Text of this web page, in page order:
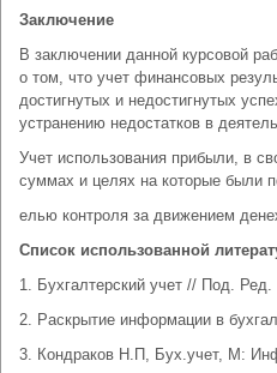
Заключение
В заключении данной курсовой
о том, что учет финансовых
достигнутых и недостигнутых
устранению недостатков в
Учет использования прибыли, в
суммах и целях на которые были
елью контроля за движением
Список использованной
1. Бухгалтерский учет // Под.
2. Раскрытие информации в
3. Кондраков Н.П, Бух.учет, М: